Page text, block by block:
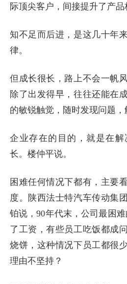
际顶尖客户，间接提升了产品
知不足而后进，是这几十年
律。
但成长很长，路上不会一帆
除了出发得早，往往还能在
的敏锐触觉，随时发现问题，
企业存在的目的，就是在
长。楼仲平说。
困难任何情况下都有，主要
度。陕西法士特汽车传动集
铂说，90年代末，公司最困
了工资，有些员工吃饭都成
烧饼，这种情况下员工都很
理由不坚持？